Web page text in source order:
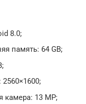
8.0;
память: 64 GB;
камера: 13 MP;